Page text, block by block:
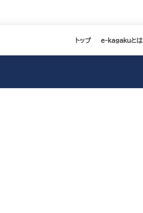
トップ e-kagakuとは